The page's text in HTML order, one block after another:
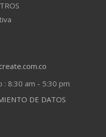
8:30 am - 5:30 pm
DE DATOS